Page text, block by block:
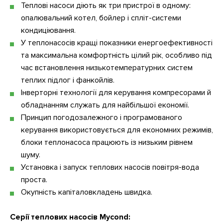
Теплові насоси діють як три пристрої в одному:
опалювальний котел, бойлер і спліт-системи
кондиціювання.
У теплонасосів кращі показники енергоефективності
та максимальна комфортність цілий рік, особливо під
час встановлення низькотемпературних систем
теплих підлог і фанкойлів.
Інверторні технології для керування компресорами й
обладнанням служать для найбільшої економії.
Принцип погодозалежного і програмованого
керування використовується для економних режимів,
блоки теплонасоса працюють із низьким рівнем
шуму.
Установка і запуск теплових насосів повітря-вода
проста.
Окупність капіталовкладень швидка.
Серії теплових насосів Mycond: